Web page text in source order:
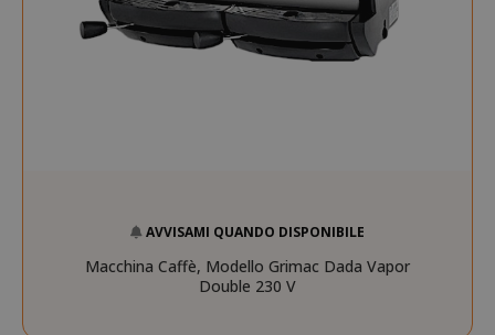
AVVISAMI QUANDO DISPONIBILE
Macchina Caffè, Modello Grimac Dada Vapor
Double 230 V